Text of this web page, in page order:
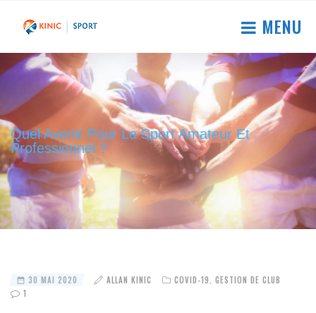
MENU
Quel Avenir Pour Le Sport Amateur Et
Professionnel ?
30 MAI 2020 ALLAN KINIC COVID-19
GESTION DE CLUB
1